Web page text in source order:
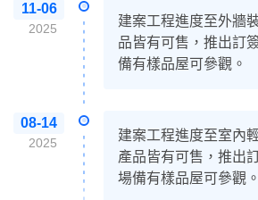
11-06
2025
建案工程進度至外牆
品皆有可售，推出訂
備有樣品屋可參觀。
08-14
2025
建案工程進度至室內
產品皆有可售，推出
場備有樣品屋可參觀。